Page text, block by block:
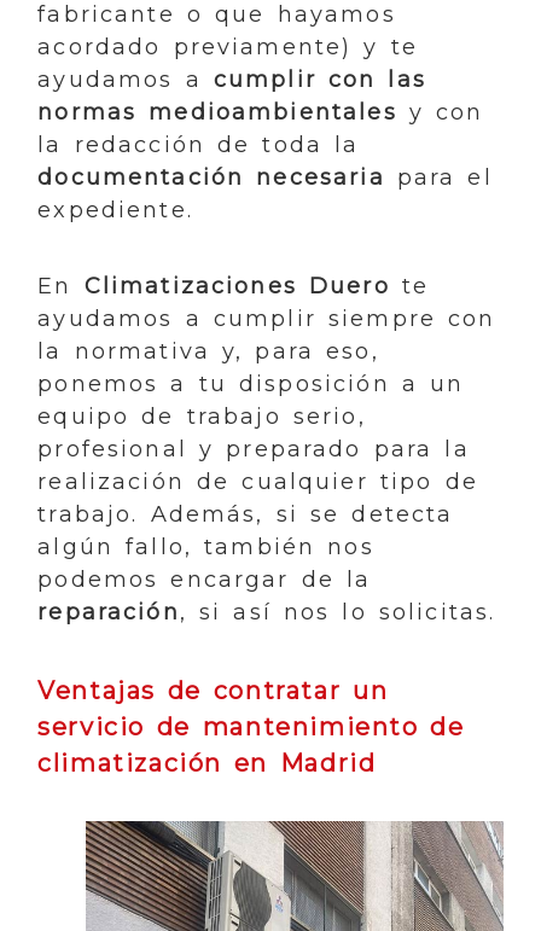
fabricante o que hayamos
acordado previamente) y te
ayudamos a cumplir con las
normas medioambientales y con
la redacción de toda la
documentación necesaria
para el
expediente.
En Climatizaciones Duero te
ayudamos a cumplir siempre con
la normativa y, para eso,
ponemos a tu disposición a un
equipo de trabajo serio,
profesional y preparado para la
realización de cualquier tipo de
trabajo. Además, si se detecta
algún fallo, también nos
podemos encargar de la
reparación, si así nos lo solicitas.
Ventajas de contratar un
servicio de mantenimiento de
climatización en Madrid